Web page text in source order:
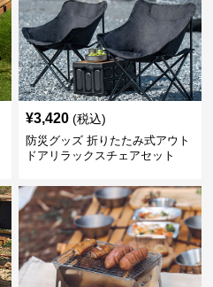
¥3,420 (税込)
防災グッズ 折りたたみ式アウト
ドアリラックスチェアセット